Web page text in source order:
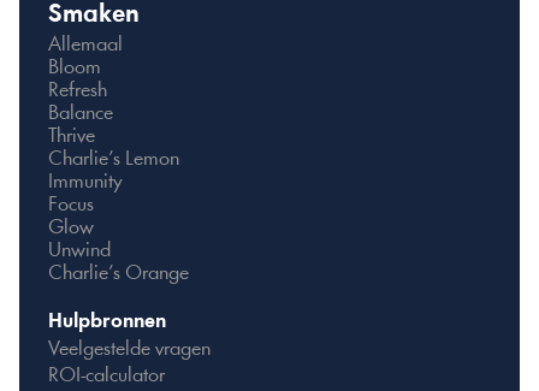
Smaken
Allemaal
Bloom
Refresh
Balance
Thrive
Charlie’s Lemon
Immunity
Focus
Glow
Unwind
Charlie’s Orange
Hulpbronnen
Veelgestelde vragen
ROI-calculator